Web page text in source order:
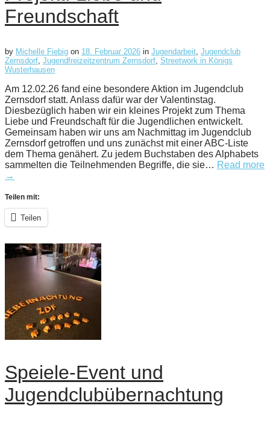
Freundschaft
by Michelle Fiebig on 18. Februar 2026 in Jugendarbeit, Jugendclub
Zernsdorf, Jugendfreizeitzentrum Zernsdorf, Streetwork in Königs
Wusterhausen
Am 12.02.26 fand eine besondere Aktion im Jugendclub
Zernsdorf statt. Anlass dafür war der Valentinstag.
Diesbezüglich haben wir ein kleines Projekt zum Thema
Liebe und Freundschaft für die Jugendlichen entwickelt.
Gemeinsam haben wir uns am Nachmittag im Jugendclub
Zernsdorf getroffen und uns zunächst mit einer ABC-Liste
dem Thema genähert. Zu jedem Buchstaben des Alphabets
sammelten die Teilnehmenden Begriffe, die sie… Read more
→
Teilen mit:
Teilen
Speiele-Event und
Jugendclubübernachtung